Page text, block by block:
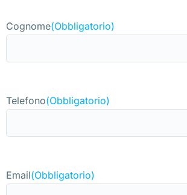
Cognome(Obbligatorio)
Telefono(Obbligatorio)
Email(Obbligatorio)